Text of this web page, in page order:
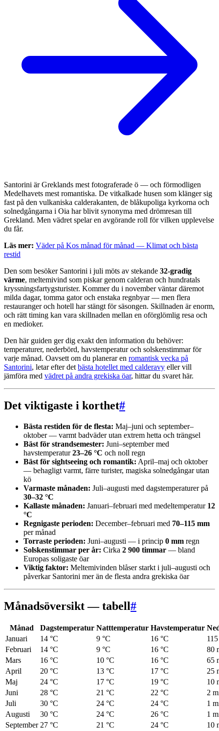
Santorini är Greklands mest fotograferade ö — och förmodligen
Medelhavets mest romantiska. De vitkalkade husen som klänger sig
fast på den vulkaniska calderakanten, de blåkupoliga kyrkorna och
solnedgångarna i Oia har blivit synonyma med drömresan till
Grekland. Men vädret spelar en avgörande roll för vilken upplevelse
du får.
Läs mer: Väder på Kos månad för månad — Klimat och bästa
restid
Den som besöker Santorini i juli möts av stekande 32-gradig
värme, meltemivind som piskar genom calderan och hundratals
kryssningsfartygsturister. Kommer du i november väntar däremot
milda dagar, tomma gator och enstaka regnbyar — men flera
restauranger och hotell har stängt för säsongen. Skillnaden är enorm,
och rätt timing kan vara skillnaden mellan en oförglömlig resa och
en medioker.
Den här guiden ger dig exakt den information du behöver:
temperaturer, nederbörd, havstemperatur och solskenstimmar för
varje månad. Oavsett om du planerar en romantisk vecka på
Santorini, letar efter det bästa hotellet med calderavy eller vill
jämföra med vädret på andra grekiska öar, hittar du svaret här.
Det viktigaste i korthet#
Bästa restiden för de flesta: Maj–juni och september–
oktober — varmt badväder utan extrem hetta och trängsel
Bäst för strandsemester: Juni–september med
havstemperatur23–26 °C och noll regn
Bäst för sightseeing och romantik: April–maj och oktober
— behagligt varmt, färre turister, magiska solnedgångar utan
kö
Varmaste månaden: Juli–augusti med dagstemperaturer på
30–32 °C
Kallaste månaden: Januari–februari med medeltemperatur 12
°C
Regnigaste perioden: December–februari med 70–115 mm
per månad
Torraste perioden: Juni–augusti — i princip 0 mm regn
Solskenstimmar per år: Cirka 2 900 timmar — bland
Europas soligaste öar
Viktig faktor: Meltemivinden blåser starkt i juli–augusti och
påverkar Santorini mer än de flesta andra grekiska öar
Månadsöversikt — tabell#
Månad Dagstemperatur Natttemperatur Havstemperatur
Januari
14 °C 9 °C 16 °C
Februari
14 °C 9 °C 16 °C
80
Mars
16 °C 10 °C 16 °C
65
April
20 °C 13 °C 17 °C
25
Maj
24 °C 17 °C 19 °C
10
Juni
28 °C 21 °C 22 °C
2
Juli
30 °C 24 °C 24 °C
1
Augusti
30 °C 24 °C 26 °C
1
September 27 °C 21 °C 24 °C
10